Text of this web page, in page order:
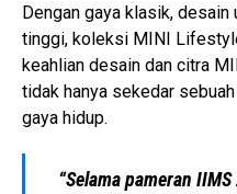
Dengan gaya klasik,
tinggi, koleksi MINI
keahlian desain dan citra
tidak hanya sekedar
gaya hidup.
“Selama pameran